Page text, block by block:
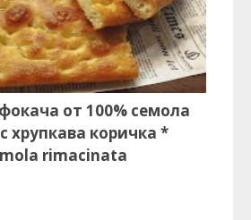
от 100% семола
хрупкава коричка *
rimacinata